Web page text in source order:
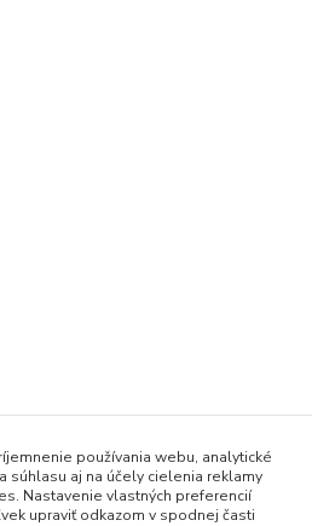
používania webu, analytické
súhlasu aj na účely cielenia reklamy
Nastavenie vlastných preferencií
upraviť odkazom v spodnej časti